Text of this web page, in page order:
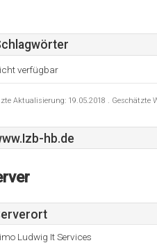
verfügbar
Aktualisierung: 19.05.2018 . Geschätzte
hb.de
Ludwig It Services